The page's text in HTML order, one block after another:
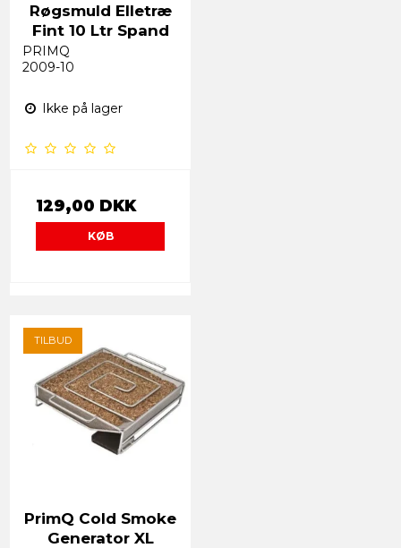
Røgsmuld Elletræ
Fint 10 Ltr Spand
PRIMQ
2009-10
Ikke på lager
129,00 DKK
KØB
TILBUD
PrimQ Cold Smoke
Generator XL